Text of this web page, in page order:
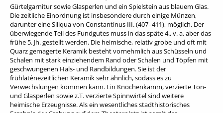
Gürtelgarnitur sowie Glasperlen und ein Spielstein aus blauem Glas.
Die zeitliche Einordnung ist insbesondere durch einige Münzen,
darunter eine Siliqua von Constantinus III. (407–411), möglich. Der
überwiegende Teil des Fundgutes muss in das späte 4., v. a. aber das
frühe 5. Jh. gestellt werden. Die heimische, relativ grobe und oft mit
Quarz gemagerte Keramik besteht vornehmlich aus Schüsseln und
Schalen mit stark einziehendem Rand oder Schalen und Töpfen mit
geschwungenen Hals- und Randbildungen. Sie ist der
frühlatènezeitlichen Keramik sehr ähnlich, sodass es zu
Verwechslungen kommen kann. Ein Knochenkamm, verzierte Ton-
und Glasperlen sowie z.T. verzierte Spinnwirtel sind weitere
heimische Erzeugnisse. Als ein wesentliches stadthistorisches